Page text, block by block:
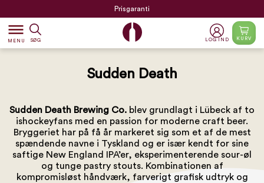
Prisgaranti
dehaze
MENU SØG LOG IND KURV
Sudden Death
Sudden Death Brewing Co. blev grundlagt i Lübeck af to
ishockeyfans med en passion for moderne craft beer.
Bryggeriet har på få år markeret sig som et af de mest
spændende navne i Tyskland og er især kendt for sine
saftige New England IPA’er, eksperimenterende sour-øl
og tunge pastry stouts. Kombinationen af
kompromisløst håndværk, farverigt grafisk udtryk og